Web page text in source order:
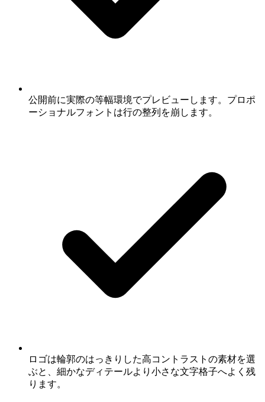
公開前に実際の等幅環境でプレビューします。プロポ
ーショナルフォントは行の整列を崩します。
ロゴは輪郭のはっきりした高コントラストの素材を選
ぶと、細かなディテールより小さな文字格子へよく残
ります。